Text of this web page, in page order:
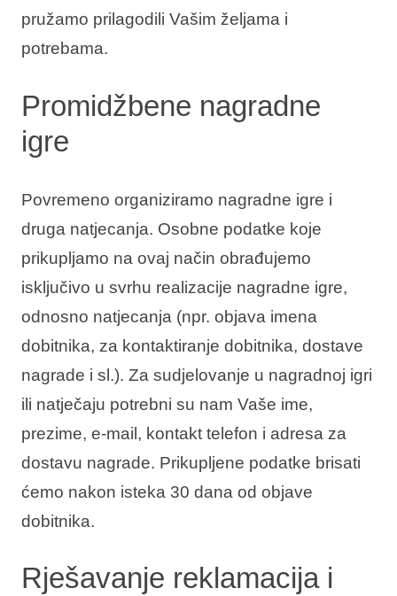
pružamo prilagodili Vašim željama i
potrebama.
Promidžbene nagradne
igre
Povremeno organiziramo nagradne igre i
druga natjecanja. Osobne podatke koje
prikupljamo na ovaj način obrađujemo
isključivo u svrhu realizacije nagradne igre,
odnosno natjecanja (npr. objava imena
dobitnika, za kontaktiranje dobitnika, dostave
nagrade i sl.). Za sudjelovanje u nagradnoj igri
ili natječaju potrebni su nam Vaše ime,
prezime, e-mail, kontakt telefon i adresa za
dostavu nagrade. Prikupljene podatke brisati
ćemo nakon isteka 30 dana od objave
dobitnika.
Rješavanje reklamacija i